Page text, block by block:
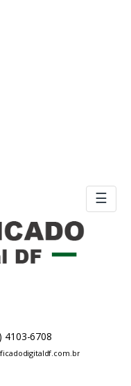
☰
4103-6708